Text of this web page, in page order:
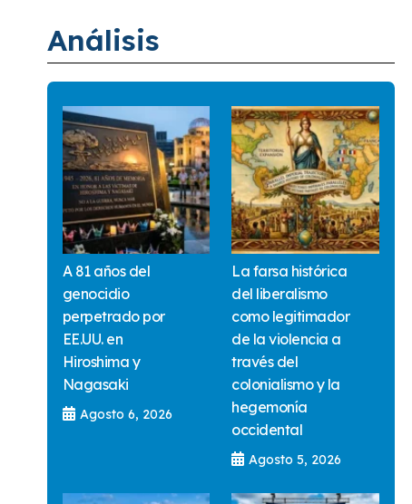
Análisis
A 81 años del
genocidio
perpetrado por
EE.UU. en
Hiroshima y
Nagasaki
Agosto 6, 2026
La farsa histórica
del liberalismo
como legitimador
de la violencia a
través del
colonialismo y la
hegemonía
occidental
Agosto 5, 2026